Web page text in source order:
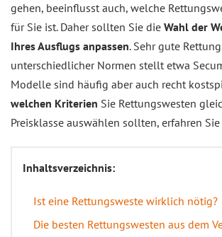
gehen, beeinflusst auch, welche
für Sie ist. Daher sollten Sie die Wahl der
Ihres Ausflugs anpassen. Sehr gute
unterschiedlicher Normen stellt etwa
Modelle sind häufig aber auch recht
welchen Kriterien Sie Rettungswesten
Preisklasse auswählen sollten, erfahren
Inhaltsverzeichnis:
Ist eine Rettungsweste wirklich nötig?
Die besten Rettungswesten aus dem